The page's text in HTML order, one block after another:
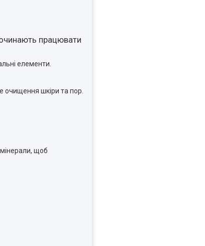
працювати
елементи.
очищення шкіри та пор.
мінерали, щоб